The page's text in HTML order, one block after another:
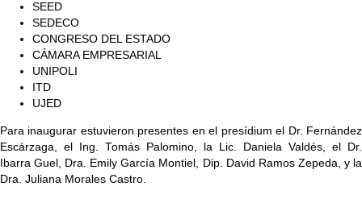
SEED
SEDECO
CONGRESO DEL ESTADO
CÁMARA EMPRESARIAL
UNIPOLI
ITD
UJED
Para inaugurar estuvieron presentes en el presídium el Dr. Fernández
Escárzaga, el Ing. Tomás Palomino, la Lic. Daniela Valdés, el Dr.
Ibarra Guel, Dra. Emily García Montiel, Dip. David Ramos Zepeda, y la
Dra. Juliana Morales Castro.